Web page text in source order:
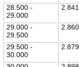
28.500 -
29.000
2.841
29.000 -
29.500
2.860
29.500 -
30.000
2.879